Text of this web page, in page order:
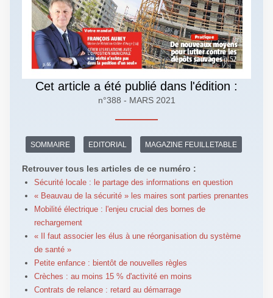
Cet article a été publié dans l'édition :
n°388 - MARS 2021
SOMMAIRE EDITORIAL MAGAZINE FEUILLETABLE
Retrouver tous les articles de ce numéro :
Sécurité locale : le partage des informations en question
« Beauvau de la sécurité » les maires sont parties prenantes
Mobilité électrique : l'enjeu crucial des bornes de
rechargement
« Il faut associer les élus à une réorganisation du système
de santé »
Petite enfance : bientôt de nouvelles règles
Crèches : au moins 15 % d'activité en moins
Contrats de relance : retard au démarrage